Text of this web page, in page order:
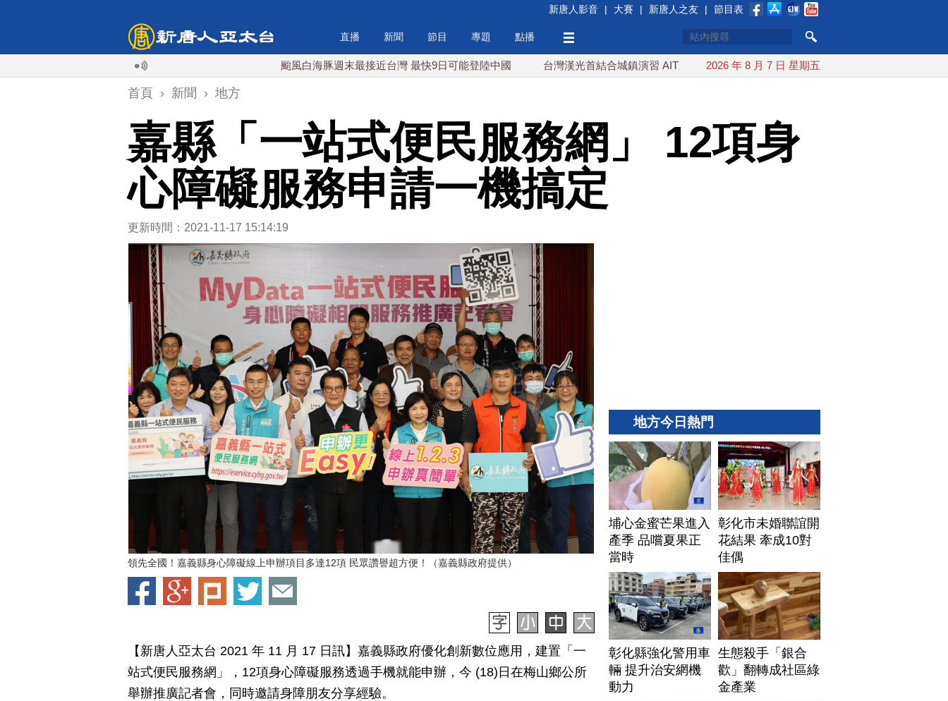
新唐人影音 | 大賽 | 新唐人之友 | 節目表
直播 新聞 節目 專題 點播
颱風白海豚週末最接近台灣 最快9日可能登陸中國 台灣漢光首結合城鎮演習 AIT連續發文讚「韌性台灣」 搞分化？美情報：普京最快今秋 試探
2026 年 8 月 7 日 星期五
首頁 › 新聞 › 地方
嘉縣「一站式便民服務網」 12項身
心障礙服務申請一機搞定
更新時間：2021-11-17 15:14:19
領先全國！嘉義縣身心障礙線上申辦項目多達12項 民眾讚譽超方便！（嘉義縣政府提供）
【新唐人亞太台 2021 年 11 月 17 日訊】嘉義縣政府優化創新數位應用，建置「一
站式便民服務網」，12項身心障礙服務透過手機就能申辦，今 (18)日在梅山鄉公所
舉辦推廣記者會，同時邀請身障朋友分享經驗。
地方今日熱門
埔心金蜜芒果進入
產季 品嚐夏果正
當時
彰化市未婚聯誼開
花結果 牽成10對
佳偶
彰化縣強化警用車
輛 提升治安網機
動力
生態殺手「銀合
歡」翻轉成社區綠
金產業